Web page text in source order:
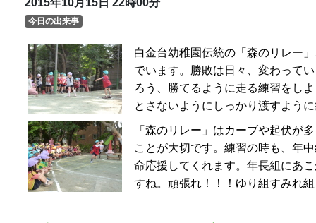
４歳児ことり組・りす組園庭での遊び
今日の出来事
運動会の練習が佳境に入ってます
園庭での楽しい遊びがいつものよ
グリを使ったコマを作って「コマ
葉っぱ３枚だそうです。お客さん
り買いをしていました。
大好きな「電車ごっこ」 どこへ